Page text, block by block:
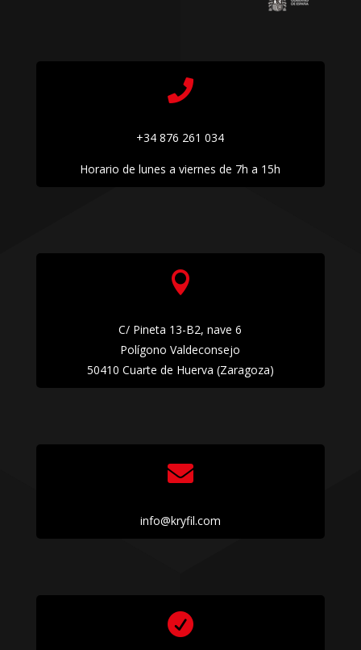

+34 876 261 034
Horario de lunes a viernes de 7h a 15h

C/ Pineta 13-B2, nave 6
Polígono Valdeconsejo
50410 Cuarte de Huerva (Zaragoza)

info@kryfil.com
